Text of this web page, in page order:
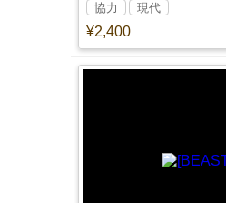
¥2,400
協力 現代